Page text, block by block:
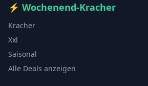
⚡ Wochenend-Kracher
Kracher
Xxl
Saisonal
Alle Deals anzeigen